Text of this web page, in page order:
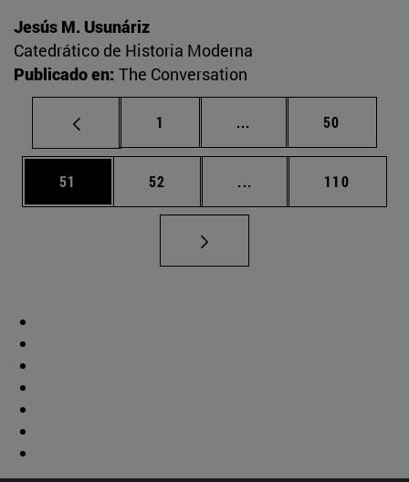
Jesús M. Usunáriz
Catedrático de Historia Moderna
Publicado en: The Conversation
Página
1 ... Páginas intermedias
Página
50
Página
51 Página
52 ... Páginas intermedias
Página
110